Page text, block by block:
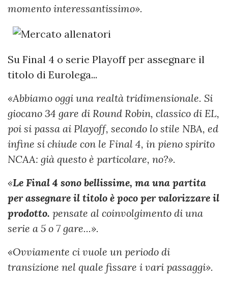
momento interessantissimo».
Su Final 4 o serie Playoff per assegnare il
titolo di Eurolega...
«Abbiamo oggi una realtà tridimensionale. Si
giocano 34 gare di Round Robin, classico di EL,
poi si passa ai Playoff, secondo lo stile NBA, ed
infine si chiude con le Final 4, in pieno spirito
NCAA: già questo è particolare, no?».
«Le Final 4 sono bellissime, ma una partita
per assegnare il titolo è poco per valorizzare il
prodotto. pensate al coinvolgimento di una
serie a 5 o 7 gare...».
«Ovviamente ci vuole un periodo di
transizione nel quale fissare i vari passaggi».